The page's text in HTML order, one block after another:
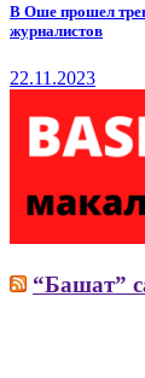
В Оше прошел
журналистов
22.11.2023
“Башат”